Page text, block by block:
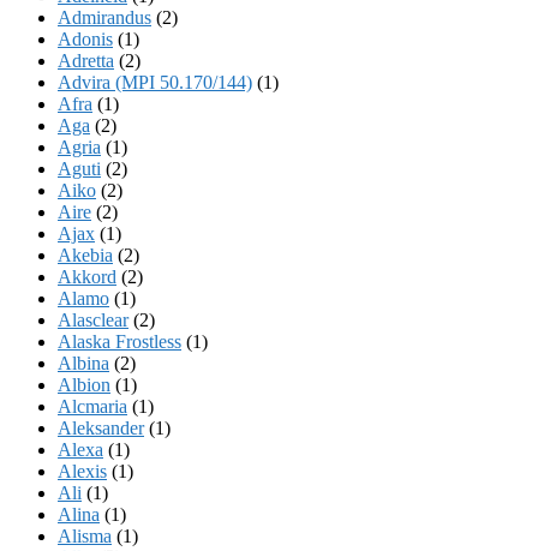
Admirandus (2)
Adonis (1)
Adretta (2)
Advira (MPI 50.170/144) (1)
Afra (1)
Aga (2)
Agria (1)
Aguti (2)
Aiko (2)
Aire (2)
Ajax (1)
Akebia (2)
Akkord (2)
Alamo (1)
Alasclear(2)
Alaska Frostless (1)
Albina (2)
Albion (1)
Alcmaria (1)
Aleksander(1)
Alexa (1)
Alexis (1)
Ali (1)
Alina (1)
Alisma (1)